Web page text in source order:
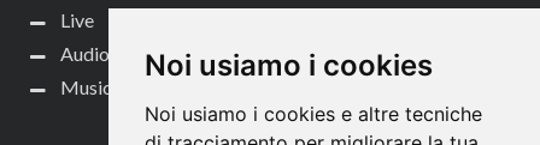
Noi usiamo i cookies
Noi usiamo i cookies e altre tecniche
Live
Audio per video
Music Life
CONTATTACI